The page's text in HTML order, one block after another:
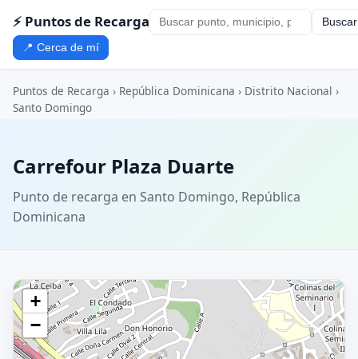
⚡ Puntos de Recarga Buscar
📍 Cerca de mí
Puntos de Recarga › República Dominicana › Distrito Nacional ›
Santo Domingo
Carrefour Plaza Duarte
Punto de recarga en Santo Domingo, República
Dominicana
+
−